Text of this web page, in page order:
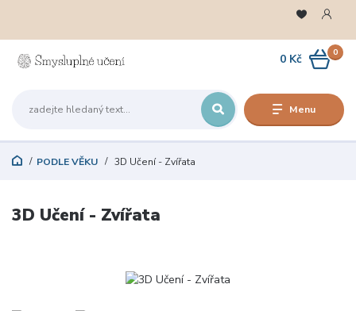
Menu
0
0 Kč
PODLE VĚKU 3D Učení - Zvířata
3D Učení - Zvířata